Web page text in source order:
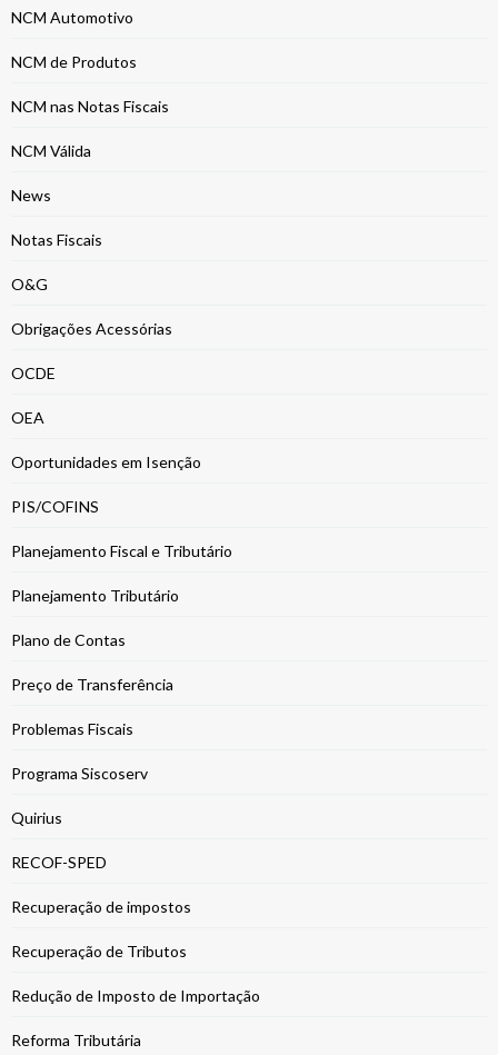
NCM Automotivo
NCM de Produtos
NCM nas Notas Fiscais
NCM Válida
News
Notas Fiscais
O&G
Obrigações Acessórias
OCDE
OEA
Oportunidades em Isenção
PIS/COFINS
Planejamento Fiscal e Tributário
Planejamento Tributário
Plano de Contas
Preço de Transferência
Problemas Fiscais
Programa Siscoserv
Quirius
RECOF-SPED
Recuperação de impostos
Recuperação de Tributos
Redução de Imposto de Importação
Reforma Tributária